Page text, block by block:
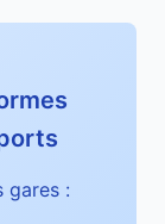
gares :